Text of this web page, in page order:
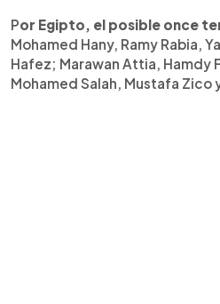
Por Egipto, el posible once
Mohamed Hany, Ramy Rabia,
Hafez; Marawan Attia, Hamdy
Mohamed Salah, Mustafa Zico